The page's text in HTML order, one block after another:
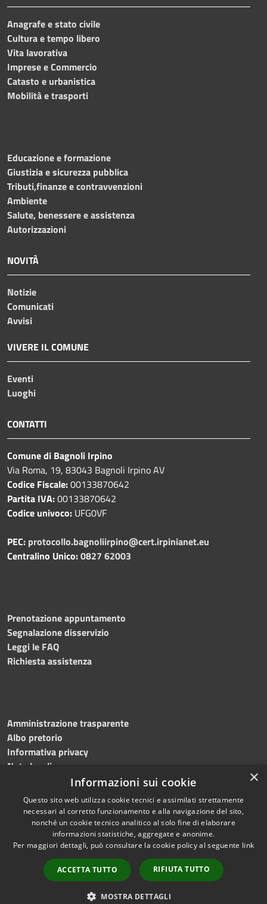
Anagrafe e stato civile
Cultura e tempo libero
Vita lavorativa
Imprese e Commercio
Catasto e urbanistica
Mobilità e trasporti
Educazione e formazione
Giustizia e sicurezza pubblica
Tributi,finanze e contravvenzioni
Ambiente
Salute, benessere e assistenza
Autorizzazioni
NOVITÀ
Notizie
Comunicati
Avvisi
VIVERE IL COMUNE
Eventi
Luoghi
CONTATTI
Comune di Bagnoli Irpino
Via Roma, 19, 83043 Bagnoli Irpino AV
Codice Fiscale:00133870642
Partita IVA:00133870642
Codice univoco: UFG0VF
PEC: protocollo.bagnoliirpino@cert.irpinianet.eu
Centralino Unico:0827 62003
Prenotazione appuntamento
Segnalazione disservizio
Leggi le FAQ
Richiesta assistenza
Amministrazione trasparente
Albo pretorio
Informativa privacy
Note legali
Dichiarazione di accessibilità
Accessibilità
Copyright © 2026 • Comune di
Bagnoli Irpino • Powered by
Municipium•
Accesso
redazione
×
Informazioni sui cookie
Questo sito web utilizza cookie tecnici e assimilati strettamente
necessari al corretto funzionamento e alla navigazione del sito,
nonché un cookie tecnico analitico al solo fine di elaborare
informazioni statistiche, aggregate e anonime.
Per maggiori dettagli, può consultare la cookie policy al seguente link
ACCETTA TUTTO RIFIUTA TUTTO
MOSTRA DETTAGLI